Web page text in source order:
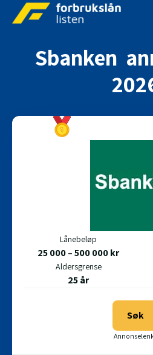
Sbanken
Lånebeløp
25 000 – 500 000 kr
Aldersgrense
25 år
Søk